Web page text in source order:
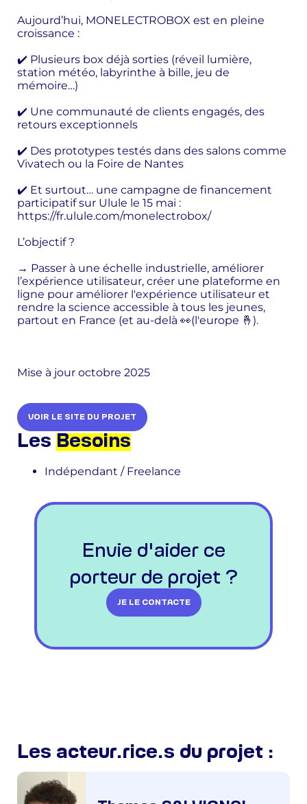
Aujourd’hui, MONELECTROBOX est en pleine
croissance :
✔️ Plusieurs box déjà sorties (réveil lumière,
station météo, labyrinthe à bille, jeu de
mémoire…)
✔️ Une communauté de clients engagés, des
retours exceptionnels
✔️ Des prototypes testés dans des salons comme
Vivatech ou la Foire de Nantes
✔️ Et surtout… une campagne de financement
participatif sur Ulule le 15 mai :
https://fr.ulule.com/monelectrobox/
L’objectif ?
→ Passer à une échelle industrielle, améliorer
l’expérience utilisateur, créer une plateforme en
ligne pour améliorer l'expérience utilisateur et
rendre la science accessible à tous les jeunes,
partout en France (et au-delà 👀(l'europe 🤞).
Mise à jour octobre 2025
VOIR LE SITE DU PROJET
Les Besoins
Indépendant / Freelance
Envie d'aider ce
porteur de projet ?
JE LE CONTACTE
Les acteur.rice.s du projet :